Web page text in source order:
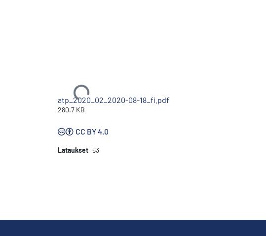
Ladataan...
atp_2020_02_2020-08-18_fi.pdf
280.7 KB
CC BY 4.0
Lataukset 53